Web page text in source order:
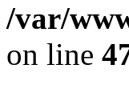
/var/
on line